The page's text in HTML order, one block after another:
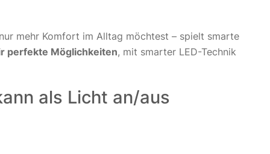
mehr Komfort im Alltag möchtest – spielt smarte
perfekte Möglichkeiten, mit smarter LED-Technik
als Licht an/aus